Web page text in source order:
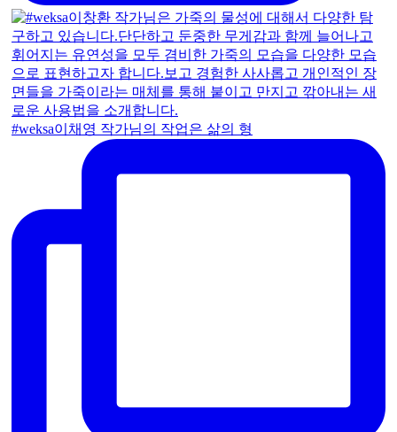
#weksa이채영 작가님의 작업은 삶의 형